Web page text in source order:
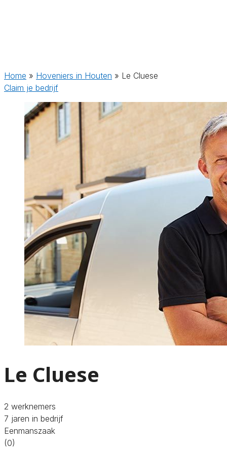
Home » Hoveniers in Houten » Le Cluese
Claim je bedrijf
Le Cluese
2 werknemers
7 jaren in bedrijf
Eenmanszaak
(0)